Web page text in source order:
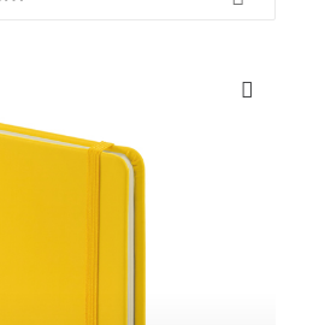
- 931 97 40 60
- 634 777 310